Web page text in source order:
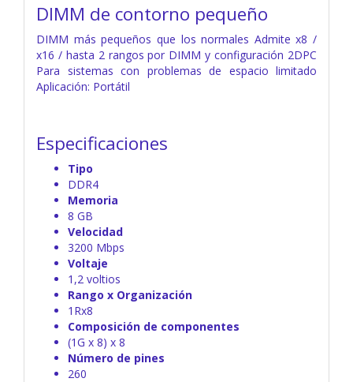
DIMM de contorno pequeño
DIMM más pequeños que los normales Admite x8 /
x16 / hasta 2 rangos por DIMM y configuración 2DPC
Para sistemas con problemas de espacio limitado
Aplicación: Portátil
Especificaciones
Tipo
DDR4
Memoria
8 GB
Velocidad
3200 Mbps
Voltaje
1,2 voltios
Rango x Organización
1Rx8
Composición de componentes
(1G x 8) x 8
Número de pines
260